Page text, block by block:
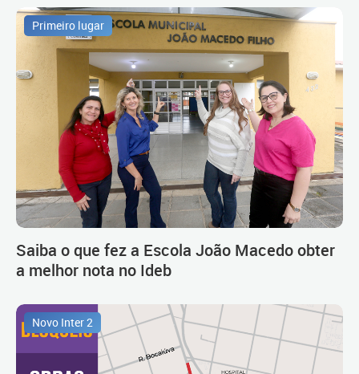
Primeiro lugar
Saiba o que fez a Escola João Macedo obter
a melhor nota no Ideb
Novo Inter 2